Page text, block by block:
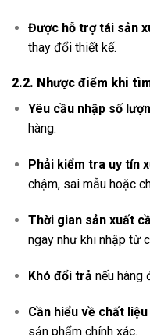
Được hỗ trợ tái sản
thay đổi thiết kế.
2.2. Nhược điểm khi
Yêu cầu nhập số
hàng.
Phải kiểm tra uy tín
chậm, sai mẫu hoặc
Thời gian sản xuất
ngay như khi nhập từ
Khó đổi trả nếu hàng
Cần hiểu về chất
sản phẩm chính xác.